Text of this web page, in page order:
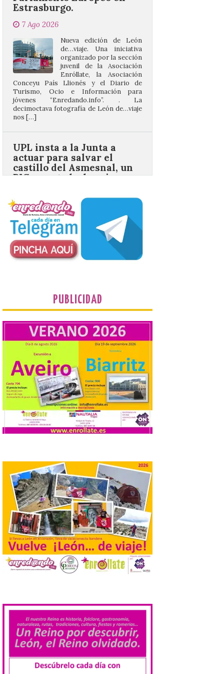
de…viaje. Una iniciativa
Conceyu País Llionés y el Diario de
Turismo, Ocio e Información para
jóvenes “Enredando.info”. . La
decimoctava fotografía de León de…viaje
UPL insta a la Junta a
actuar para salvar el
7 Ago 2026
Un Bien de Interés
procuradores leonesistas
plantean que la Junta
contacte cuanto antes con los
propietarios para exigirles medidas
inmediatas que frenen el deterioro y el
riesgo de colapso. Los procuradores de
Unión del Pueblo […]
programación del evento
del eclipse solar que
Ayuntamiento
7 Ago 2026
Los materiales ya pueden
recogerse gratuitamente
en la Oficina de
Información Turística de
León e incluyen, además
del programa del evento, una guía
práctica con recomendaciones
elaboradas por especialistas para
observar el eclipse con seguridad León, 7
Laciana comienza su
programación para
disfrutar el eclipse total
del 12 de agosto
7 Ago 2026
Durante los días 1 y 2 de
agosto, tanto el público
infantil como el adulto
pudo disfrutar de un
planetario que se instaló
en el polideportivo municipal, con pases
Más de 200.000 jóvenes
nacidos en 2008 ya han
solicitado el Bono Cultural
Joven 2026 en su primer
mes de vigencia
PUBLICIDAD